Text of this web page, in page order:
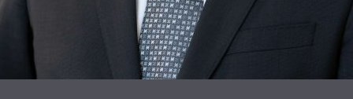
最新消息